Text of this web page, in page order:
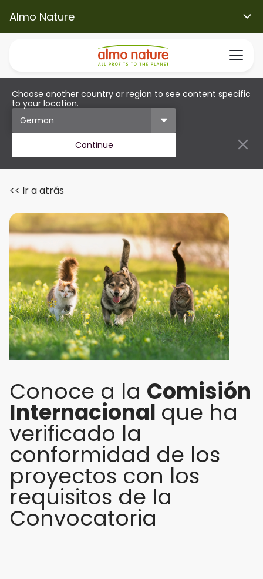
Almo Nature
Choose another country or region to see content specific
to your location.
Continue
<< Ir a atrás
Conoce a la Comisión
Internacional que ha
verificado la
conformidad de los
proyectos con los
requisitos de la
Convocatoria